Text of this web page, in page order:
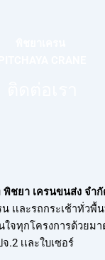
พิชยา เครนขนส่ง จำกั
เเละรถกระเช้าทั่วพื้
จทุกโครงการด้วยมา
เเละใบเซอร์